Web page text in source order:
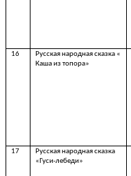
16
Русская народная сказка «
Каша из топора»
17
Русская народная сказка
«Гуси-лебеди»